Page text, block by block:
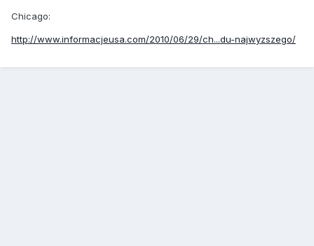
Chicago:
http://www.informacjeusa.com/2010/06/29/ch...du-najwyzszego/